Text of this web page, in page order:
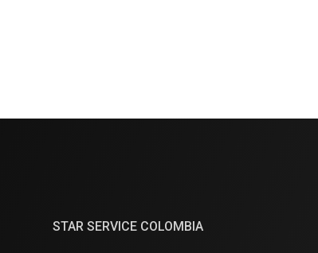
STAR SERVICE COLOMBIA